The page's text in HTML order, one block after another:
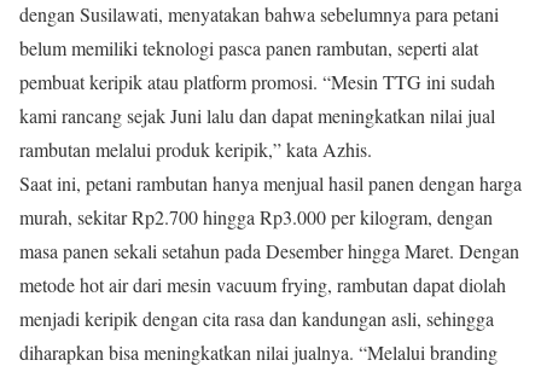
dengan Susilawati, menyatakan bahwa sebelumnya para petani
belum memiliki teknologi pasca panen rambutan, seperti alat
pembuat keripik atau platform promosi. “Mesin TTG ini sudah
kami rancang sejak Juni lalu dan dapat meningkatkan nilai jual
rambutan melalui produk keripik,” kata Azhis.
Saat ini, petani rambutan hanya menjual hasil panen dengan harga
murah, sekitar Rp2.700 hingga Rp3.000 per kilogram, dengan
masa panen sekali setahun pada Desember hingga Maret. Dengan
metode hot air dari mesin vacuum frying, rambutan dapat diolah
menjadi keripik dengan cita rasa dan kandungan asli, sehingga
diharapkan bisa meningkatkan nilai jualnya. “Melalui branding